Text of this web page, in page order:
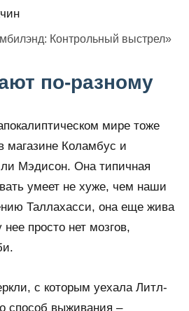
Контрольный выстрел»
по-разному
мире тоже
магазине Коламбус и
Мэдисон. Она типичная
умеет не хуже, чем наши
Таллахасси, она еще жива
просто нет мозгов,
с которым уехала Литл-
способ выживания –